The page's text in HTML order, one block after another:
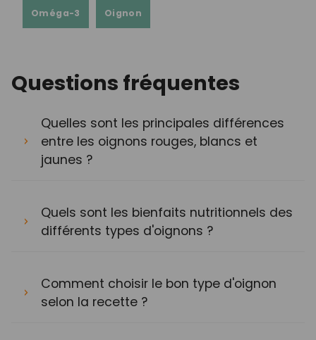
Oméga-3 Oignon
Questions fréquentes
Quelles sont les principales différences
entre les oignons rouges, blancs et
jaunes ?
Quels sont les bienfaits nutritionnels des
différents types d'oignons ?
Comment choisir le bon type d'oignon
selon la recette ?